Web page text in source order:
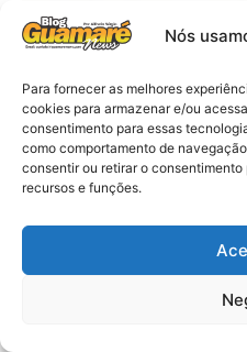
Nós
Para fornecer as melhores
cookies para armazenar e/ou
consentimento para essas
como comportamento de
consentir ou retirar o
recursos e funções.
Brasil: Policia
antes das